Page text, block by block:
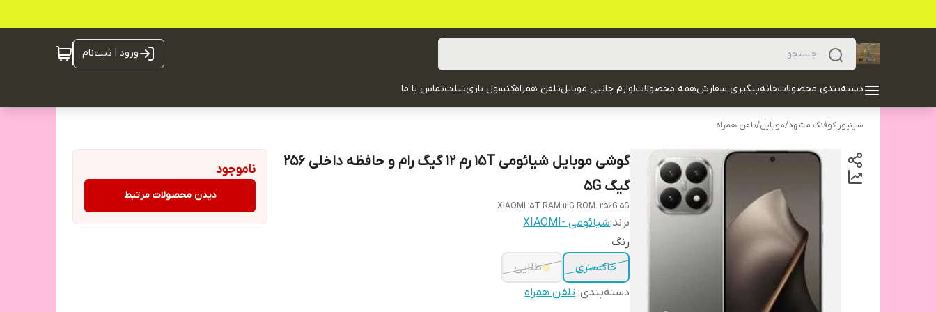
ورود | ثبت‌نام
دسته‌بندی محصولاتخانهپیگیری سفارشهمه محصولاتلوازم جانبی موبایلتلفن همراهکنسول بازیتبلتتماس با ما
سینیور کوفنگ مشهد/موبایل/تلفن همراه
گوشی موبایل شیائومی 15T رم 12 گیگ رام و حافظه داخلی 256
گیگ 5G
XIAOMI 15T RAM:12G ROM: 256G 5G
برند:شیائومی -XIAOMI
رنگ
خاکستری
طلایی
دسته‌بندی: تلفن همراه
ناموجود
دیدن محصولات مرتبط